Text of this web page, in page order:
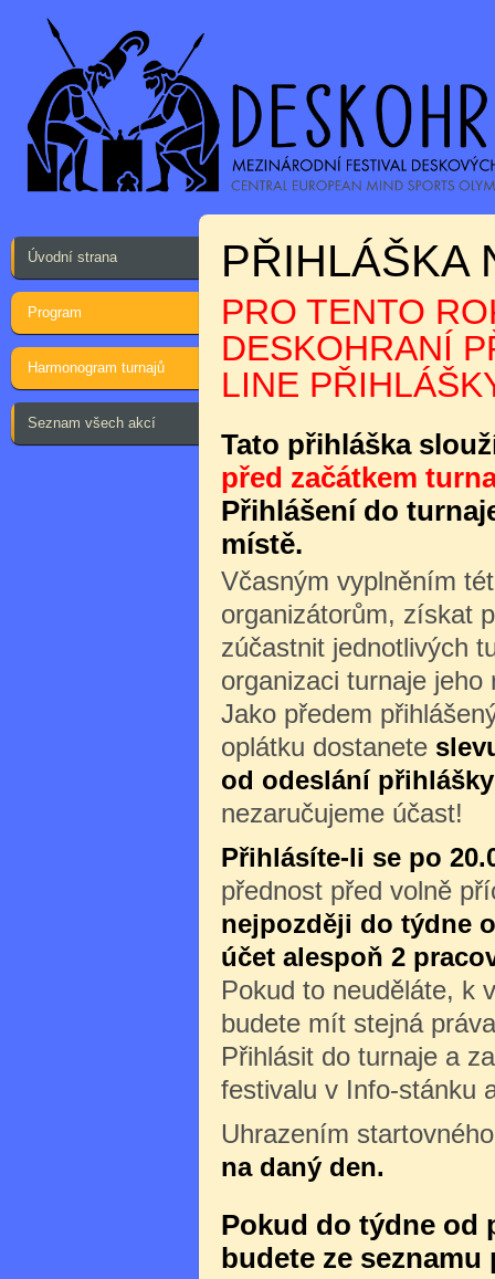
Úvodní strana
Program
Harmonogram turnajů
Seznam všech akcí
PŘIHLÁŠKA
PRO TENTO
DESKOHRANÍ
LINE
Tato přihláška
před začátkem
Přihlášení do
místě.
Včasným vyplněním
organizátorům, získat
zúčastnit jednotlivých
organizaci turnaje jeho
Jako předem
oplátku dostanete
od odeslání přihlášky
nezaručujeme účast!
Přihlásíte-li se po
přednost před volně
nejpozději do týdne
účet alespoň 2
Pokud to neuděláte, k
budete mít stejná
Přihlásit do turnaje a
festivalu v Info-stánku
Uhrazením
na daný den.
Pokud do týdne od
budete ze